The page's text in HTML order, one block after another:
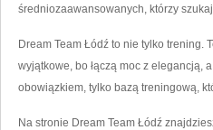
średniozaawansowanych, którzy
Dream Team Łódź to nie tylko trening.
wyjątkowe, bo łączą moc z elegancją,
obowiązkiem, tylko bazą treningową,
Na stronie Dream Team Łódź